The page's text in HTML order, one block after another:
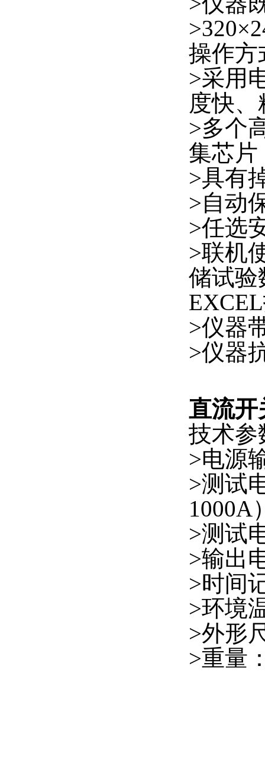
操作方
>采用
度快
>多个
集芯片
>具有
>自动
>任选
>联机
储试验
>仪器
>仪器
直流开
技术参
>电源
>测试
1000A
>测试
>输出
>时间
>环境
>外形
>重量